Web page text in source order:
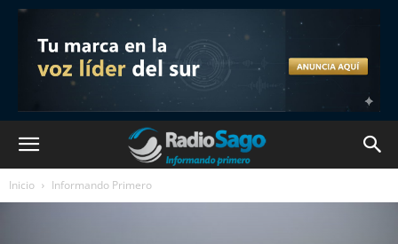
Inicio Informando Primero